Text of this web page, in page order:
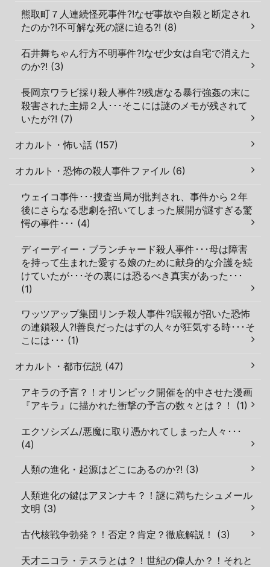
熊取町７人連続怪死事件?!なぜ事故や自殺と断定され
たのか?!不可解な死の謎に迫る?! (8)
石井舞ちゃん行方不明事件?!なぜ少女は自宅で消えた
のか?! (3)
長岡京ワラビ採り殺人事件?!残虐なる暴行強姦の末に
殺害された主婦２人･･･そこには謎のメモが残されて
いたが?! (7)
オカルト・怖い話 (157)
オカルト・恐怖の殺人事件ファイル (6)
ウェイコ事件･･･捜査当局が批判され、事件から２年
後にさらなる悲劇を招いてしまった展開が謎すぎる驚
愕の事件･･･ (4)
ディーディー・ブランチャード殺人事件･･･母は障害
を持って生まれた愛する娘のために献身的な介護を続
けていたが･･･その裏には恐るべき真実があった･･･
(1)
ワッツアップ集団リンチ殺人事件?!誤報が招いた恐怖
の連鎖殺人?!善良だったはずの人々が狂気する時･･･そ
こには･･･ (1)
オカルト・都市伝説 (47)
アキラの予言？！オリンピック開催を的中させた漫画
『アキラ』に描かれた衝撃の予言の数々とは？！ (1)
エクソシズム/悪魔に取り憑かれてしまった人々･･･
(4)
人類の進化・起源はどこにあるのか?! (3)
人類進化の鍵はアヌンナキ？！謎に満ちたシュメール
文明 (3)
古代核戦争勃発？！否定？肯定？徹底解説！ (3)
天才ニコラ・テスラとは？！世紀の偉人か？！それと